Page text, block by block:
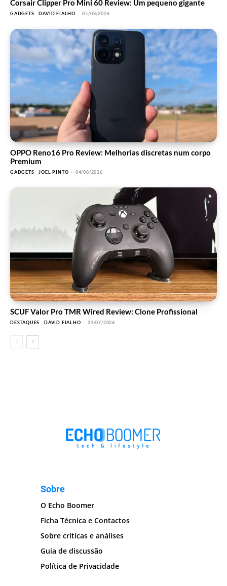
Corsair Clipper Pro Mini 60 Review: Um pequeno gigante
GADGETS DAVID FIALHO - 05/08/2026
OPPO Reno16 Pro Review: Melhorias discretas num corpo
Premium
GADGETS JOEL PINTO - 04/08/2026
SCUF Valor Pro TMR Wired Review: Clone Profissional
DESTAQUES DAVID FIALHO - 31/07/2026
Sobre
O Echo Boomer
Ficha Técnica e Contactos
Sobre críticas e análises
Guia de discussão
Política de Privacidade